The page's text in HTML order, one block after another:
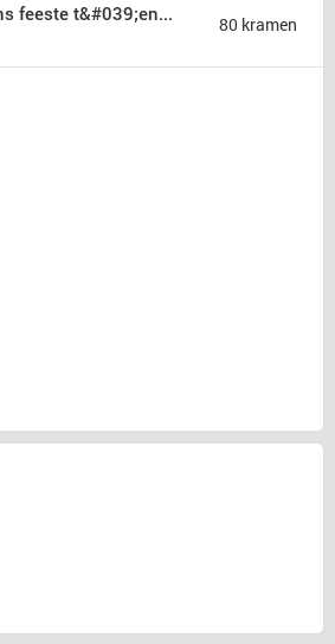
Rommelmarkt tijdens feeste t&#039;ename 80 kramen